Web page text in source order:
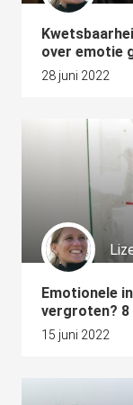
over emotie
28 juni 2022
Emotionele
vergroten?
15 juni 2022